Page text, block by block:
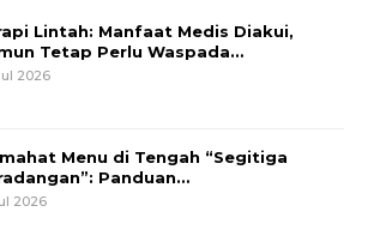
Lintah: Manfaat Medis Diakui,
Tetap Perlu Waspada…
2026
Menu di Tengah “Segitiga
Panduan…
2026